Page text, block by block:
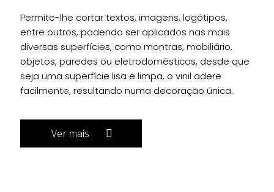
Permite-lhe cortar textos, imagens, logótipos,
entre outros, podendo ser aplicados nas mais
diversas superfícies, como montras, mobiliário,
objetos, paredes ou eletrodomésticos, desde que
seja uma superfície lisa e limpa, o vinil adere
facilmente, resultando numa decoração única.
Ver mais